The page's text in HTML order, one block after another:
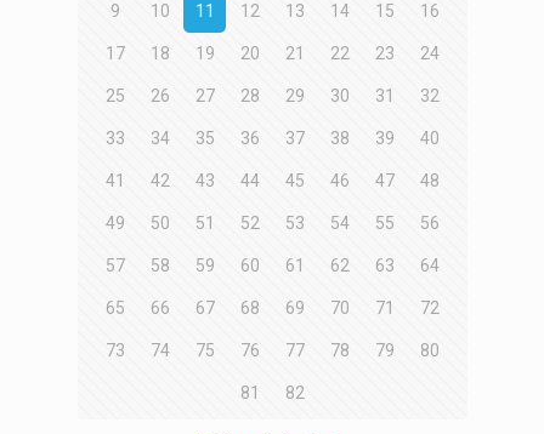
9 10 11 12 13 14 15 16
17 18 19 20 21 22 23 24
25 26 27 28 29 30 31 32
33 34 35 36 37 38 39 40
41 42 43 44 45 46 47 48
49 50 51 52 53 54 55 56
57 58 59 60 61 62 63 64
65 66 67 68 69 70 71 72
73 74 75 76 77 78 79 80
81 82